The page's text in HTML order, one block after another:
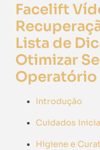
Facelift
Lista de
Otimizar
Operatório
Introdução
Cuidados
Higiene e